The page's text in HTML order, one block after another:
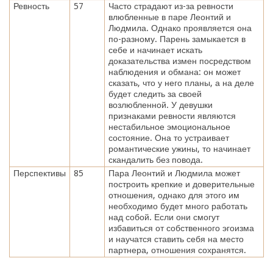
Ревность
57
Часто страдают из-за ревности
влюбленные в паре Леонтий и
Людмила. Однако проявляется она
по-разному. Парень замыкается в
себе и начинает искать
доказательства измен посредством
наблюдения и обмана: он может
сказать, что у него планы, а на деле
будет следить за своей
возлюбленной. У девушки
признаками ревности являются
нестабильное эмоциональное
состояние. Она то устраивает
романтические ужины, то начинает
скандалить без повода.
Перспективы
85
Пара Леонтий и Людмила может
построить крепкие и доверительные
отношения, однако для этого им
необходимо будет много работать
над собой. Если они смогут
избавиться от собственного эгоизма
и научатся ставить себя на место
партнера, отношения сохранятся.